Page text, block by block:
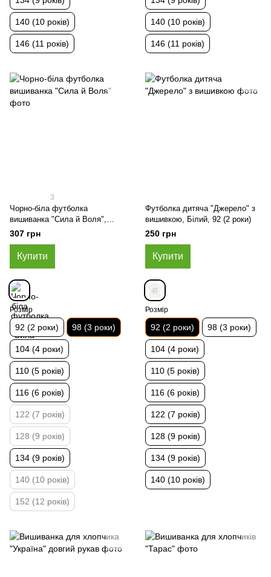
140 (10 років)
146 (11 років)
140 (10 років)
146 (11 років)
3
Чорно-біла футболка
вишиванка "Сила й Воля",
Білий, 98 (3 роки)
307 грн
Купити
Розмір
92 (2 роки) 98 (3 роки)
104 (4 роки)
110 (5 років)
116 (6 років)
122 (7 років)
128 (9 років)
134 (9 років)
140 (10 років)
152 (12 років)
Футболка дитяча "Джерело" з
вишивкою, Білий, 92 (2 роки)
250 грн
Купити
Розмір
92 (2 роки) 98 (3 роки)
104 (4 роки)
110 (5 років)
116 (6 років)
122 (7 років)
128 (9 років)
134 (9 років)
140 (10 років)